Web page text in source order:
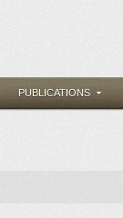
PUBLICATIONS